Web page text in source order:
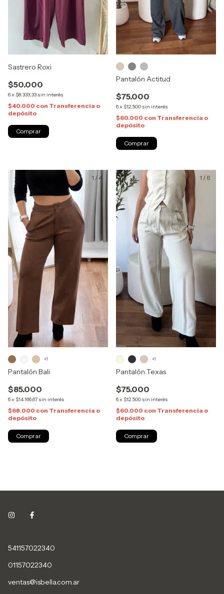
Sastrero Roxi
$50.000
6x $8.333,33 sin interés
$40.000 con Transferencia o
depósito
Comprar
Pantalón Actitud
$75.000
6x $12.500 sin interés
$60.000 con Transferencia o
depósito
Comprar
1 /4
Pantalón Bali
$85.000
6x $14.166,67 sin interés
$68.000 con Transferencia o
depósito
+1
Comprar
1 / 6
Pantalón Texas
$75.000
6x $12.500 sin interés
$60.000 con Transferencia o
depósito
+1
Comprar
541157022340
01157022340
ventas@isbella.com.ar